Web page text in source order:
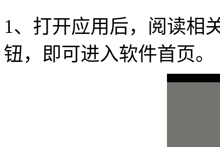
1、打开应用后，阅读相
钮，即可进入软件首页。